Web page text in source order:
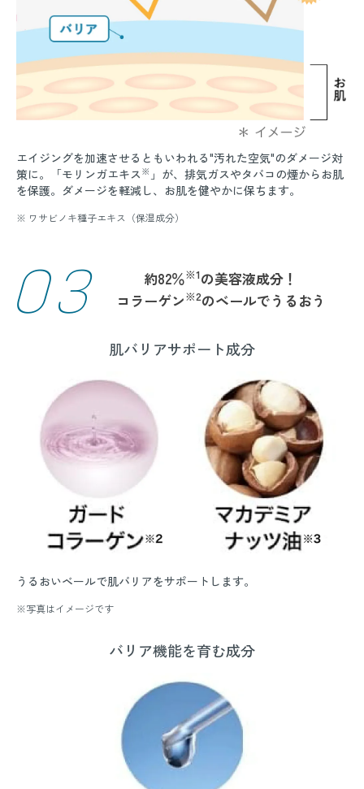
エイジングを加速させるともいわれる"汚れた空気"のダメージ対
策に。「モリンガエキス ※ 」が、排気ガスやタバコの煙からお肌
を保護。ダメージを軽減し、お肌を健やかに保ちます。
※ ワサビノキ種子エキス（保湿成分）
03 約82％※1の美容液成分！
コラーゲン※2のベールでうるおう
肌バリアサポート成分
うるおいベールで肌バリアをサポートします。
※写真はイメージです
バリア機能を育む成分